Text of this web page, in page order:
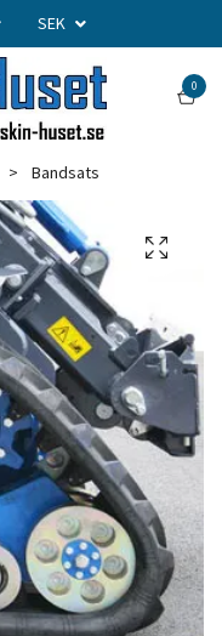
SEK
0
Bandsats